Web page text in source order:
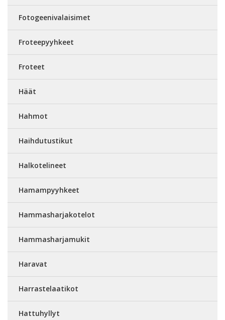
Fotogeenivalaisimet
Froteepyyhkeet
Froteet
Häät
Hahmot
Haihdutustikut
Halkotelineet
Hamampyyhkeet
Hammasharjakotelot
Hammasharjamukit
Haravat
Harrastelaatikot
Hattuhyllyt